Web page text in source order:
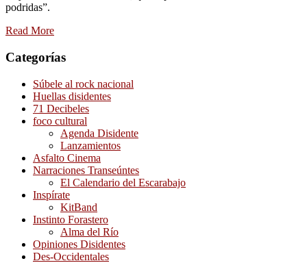
podridas”.
Read More
Categorías
Súbele al rock nacional
Huellas disidentes
71 Decibeles
foco cultural
Agenda Disidente
Lanzamientos
Asfalto Cinema
Narraciones Transeúntes
El Calendario del Escarabajo
Inspírate
KitBand
Instinto Forastero
Alma del Río
Opiniones Disidentes
Des-Occidentales